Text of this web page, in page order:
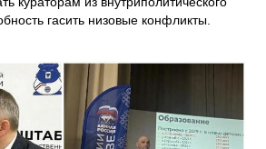
гасить низовые конфликты.